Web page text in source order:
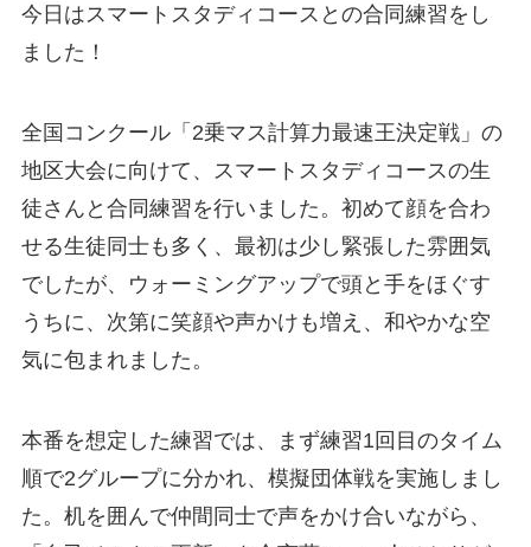
今日はスマートスタディコースとの合同練習をし
ました！
全国コンクール「2乗マス計算力最速王決定戦」の
地区大会に向けて、スマートスタディコースの生
徒さんと合同練習を行いました。初めて顔を合わ
せる生徒同士も多く、最初は少し緊張した雰囲気
でしたが、ウォーミングアップで頭と手をほぐす
うちに、次第に笑顔や声かけも増え、和やかな空
気に包まれました。
本番を想定した練習では、まず練習1回目のタイム
順で2グループに分かれ、模擬団体戦を実施しまし
た。机を囲んで仲間同士で声をかけ合いながら、